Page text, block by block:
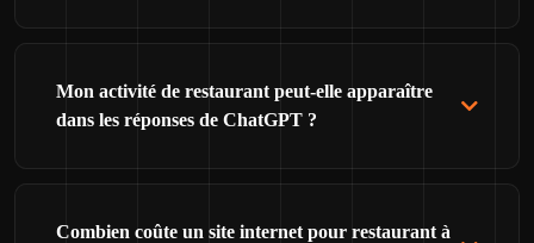
Mon activité de restaurant peut-elle apparaître
dans les réponses de ChatGPT ?
Combien coûte un site internet pour restaurant à